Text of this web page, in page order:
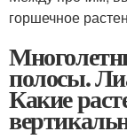
горшечное
полосы.
Какие